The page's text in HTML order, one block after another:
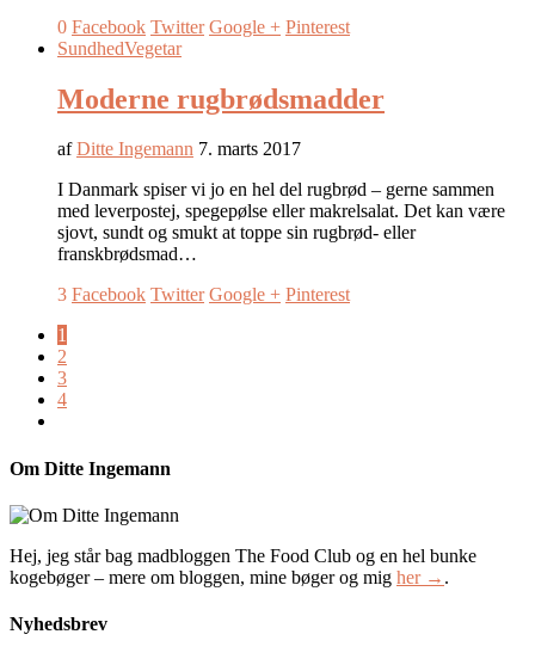
0 Facebook Twitter Google + Pinterest
SundhedVegetar
Moderne rugbrødsmadder
afDitte Ingemann 7. marts 2017
I Danmark spiser vi jo en hel del rugbrød – gerne sammen
med leverpostej, spegepølse eller makrelsalat. Det kan være
sjovt, sundt og smukt at toppe sin rugbrød- eller
franskbrødsmad…
3 Facebook Twitter Google + Pinterest
1
2
3
4
Om Ditte Ingemann
Hej, jeg står bag madbloggen The Food Club og en hel bunke
kogebøger – mere om bloggen, mine bøger og mig her → .
Nyhedsbrev